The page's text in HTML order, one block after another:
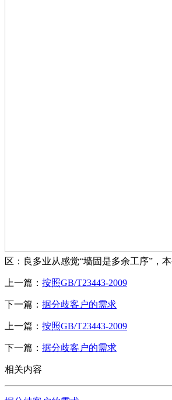
区：良多业从感觉“墙固是多余工序”，
上一篇： 按照GB/T23443-2009
下一篇： 据分歧客户的需求
上一篇： 按照GB/T23443-2009
下一篇： 据分歧客户的需求
相关内容